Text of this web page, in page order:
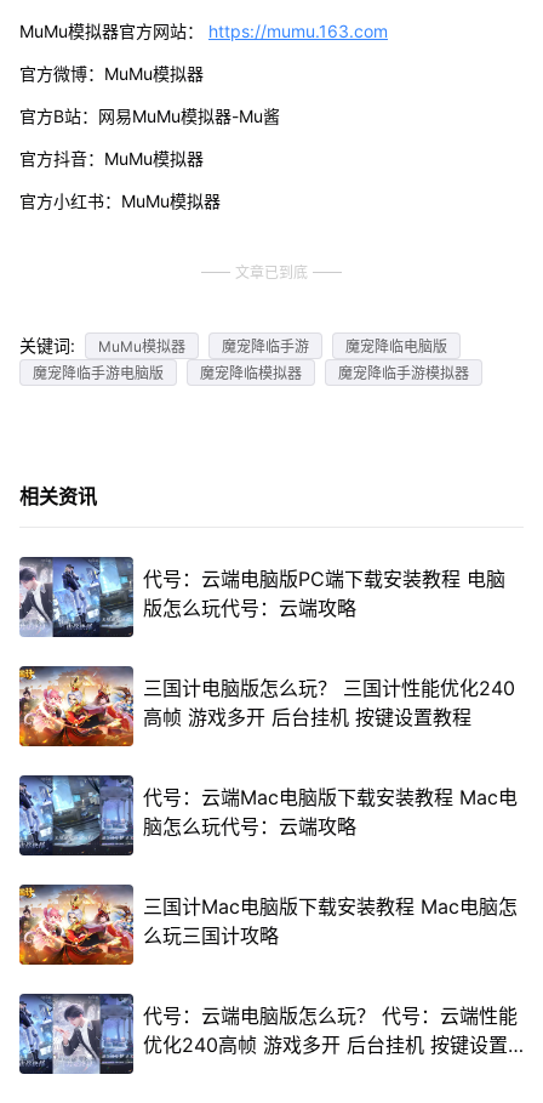
MuMu模拟器官方网站： https://mumu.163.com
官方微博：MuMu模拟器
官方B站：网易MuMu模拟器-Mu酱
官方抖音：MuMu模拟器
官方小红书：MuMu模拟器
文章已到底
关键词: MuMu模拟器 魔宠降临手游
魔宠降临电脑版
魔宠降临手游电脑版
魔宠降临模拟器 魔宠降临手游模拟器
相关资讯
代号：云端电脑版PC端下载安装教程 电脑
版怎么玩代号：云端攻略
三国计电脑版怎么玩？ 三国计性能优化240
高帧 游戏多开 后台挂机 按键设置教程
代号：云端Mac电脑版下载安装教程 Mac电
脑怎么玩代号：云端攻略
三国计Mac电脑版下载安装教程 Mac电脑怎
么玩三国计攻略
代号：云端电脑版怎么玩？ 代号：云端性能
优化240高帧 游戏多开 后台挂机 按键设置